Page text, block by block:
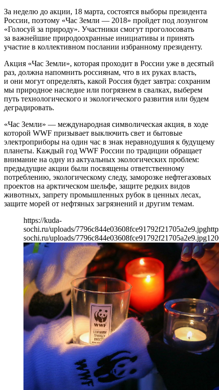
За неделю до акции, 18 марта, состоятся выборы президента
России, поэтому «Час Земли — 2018» пройдет под лозунгом
«Голосуй за природу». Участники смогут проголосовать
за важнейшие природоохранные инициативы и принять
участие в коллективном послании избранному президенту.
Акция «Час Земли», которая проходит в России уже в десятый
раз, должна напомнить россиянам, что в их руках власть,
и они могут определять, какой Россия будет завтра: сохраним
мы природное наследие или погрязнем в свалках, выберем
путь технологического и экологического развития или будем
деградировать.
«Час Земли» — международная символическая акция, в ходе
которой WWF призывает выключить свет и бытовые
электроприборы на один час в знак неравнодушия к будущему
планеты. Каждый год WWF России по традиции обращает
внимание на одну из актуальных экологических проблем:
предыдущие акции были посвящены ответственному
потреблению, экологическому следу, заморозке нефтегазовых
проектов на арктическом шельфе, защите редких видов
животных, запрету промышленных рубок в ценных лесах,
защите морей от нефтяных загрязнений и другим темам.
https://kuda-
sochi.ru/uploads/7796c844e03608fce91792f21705a2e9.jpg
sochi.ru/uploads/7796c844e03608fce91792f21705a2e9.jpg